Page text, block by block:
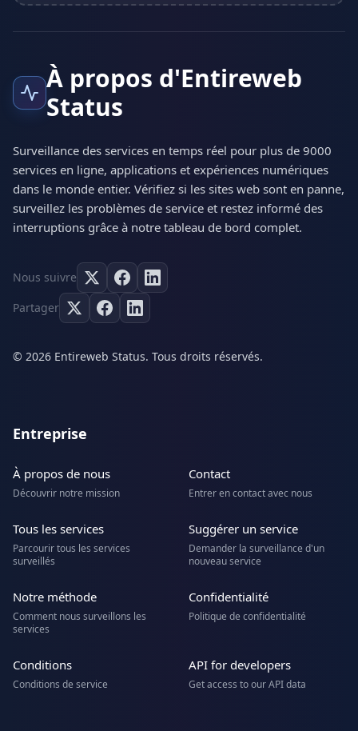
À propos d'Entireweb
Status
Surveillance des services en temps réel pour plus de 9000
services en ligne, applications et expériences numériques
dans le monde entier. Vérifiez si les sites web sont en panne,
surveillez les problèmes de service et restez informé des
interruptions grâce à notre tableau de bord complet.
Nous suivre
Partager
© 2026 Entireweb Status. Tous droits réservés.
Entreprise
À propos de nous
Découvrir notre mission
Contact
Entrer en contact avec nous
Tous les services
Parcourir tous les services
surveillés
Suggérer un service
Demander la surveillance d'un
nouveau service
Notre méthode
Comment nous surveillons les
services
Confidentialité
Politique de confidentialité
Conditions
Conditions de service
API for developers
Get access to our API data